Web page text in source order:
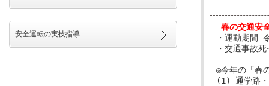
安全運転の実技指導
・運動期間
・交通事故
◎今年の「春
(1) 通学路・